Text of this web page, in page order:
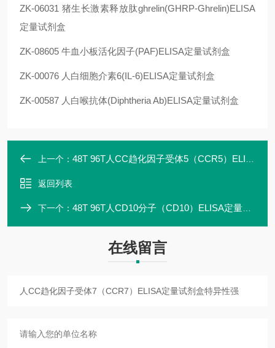
ZK-06031 猪生长激素释放肽ghrelin(GHRP-Ghrelin)ELISA
定量试剂盒
ZK-08605 牛血小板活化因子(PAF)ELISA定量试剂盒
ZK-00076 人白细胞介素6(IL-6)ELISA定量试剂盒
ZK-00587 人白喉抗体(Diphtheria Ab)ELISA定量试剂盒
上一个： 48T 96T人CC趋化因子受体5（CCR5）ELISA定量试剂盒优质厂家
返回列表
下一个： 48T 96T人CD10分子（CD10）ELISA定量试剂盒高灵敏
在线留言